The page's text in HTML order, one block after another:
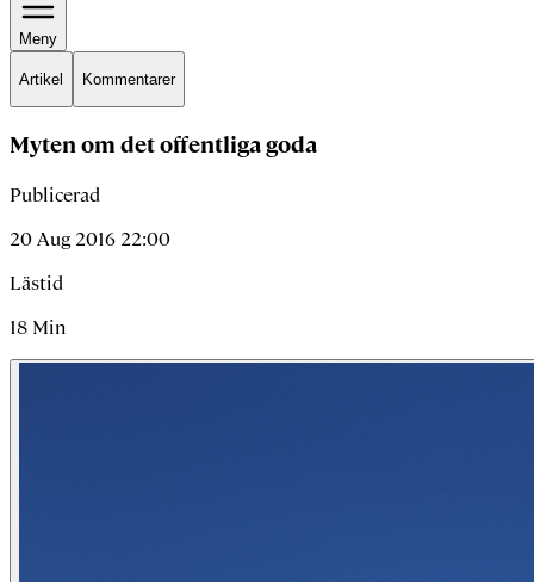
Meny
Artikel Kommentarer
Myten om det offentliga goda
Publicerad
20 Aug 2016 22:00
Lästid
18 Min